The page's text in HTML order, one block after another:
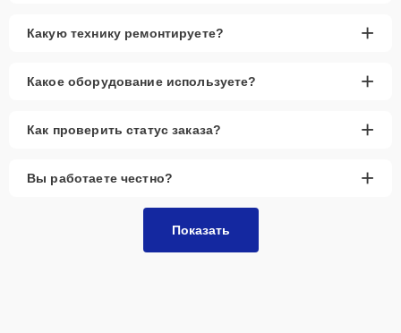
Какую технику ремонтируете? +
Какое оборудование используете? +
Как проверить статус заказа? +
Вы работаете честно? +
Показать